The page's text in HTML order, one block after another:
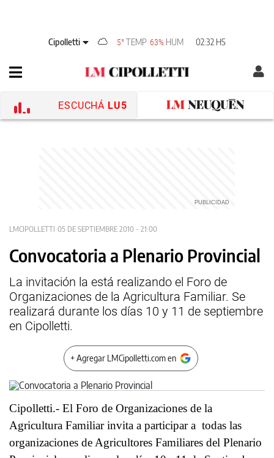
Cipolletti 5°TEMP 63% HUM 02:32 HS
ESCUCHÁ LU5
LMCIPOLLETTI 05 DE SEPTIEMBRE 2010 - 21:00
Convocatoria a Plenario Provincial
La invitación la está realizando el Foro de
Organizaciones de la Agricultura Familiar. Se
realizará durante los días 10 y 11 de septiembre
en Cipolletti.
+ Agregar LMCipolletti.com en
Cipolletti.- El Foro de Organizaciones de la
Agricultura Familiar invita a participar a todas las
organizaciones de Agricultores Familiares del Plenario